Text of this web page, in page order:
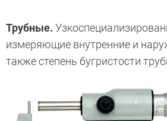
Трубные.
измеряющие внутренние и
также степень бугристости